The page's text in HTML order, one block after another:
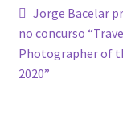
Flores em
de
artigos
Artigo
anterior:
Jorge Bacelar
no concurso
Photographer of
2020”